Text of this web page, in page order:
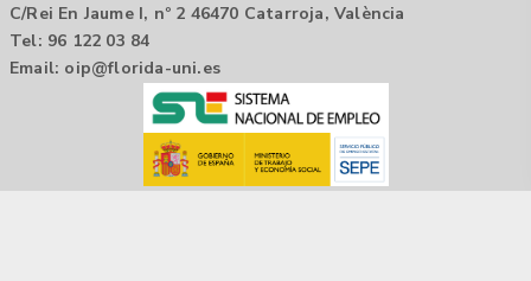
C/Rei En Jaume I, nº 2 46470 Catarroja, València
Tel: 96 122 03 84
Email: oip@florida-uni.es